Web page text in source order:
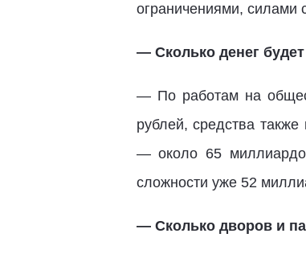
ограничениями,
— Сколько денег
— По работам на
рублей, средства
— около 65
сложности уже 52
— Сколько дворов и